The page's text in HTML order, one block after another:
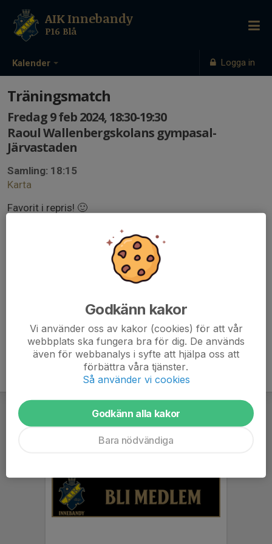
Kalender Logga in
AIK Innebandy
P16 Blå
Träningsmatch
Fredag 9 feb 2024, 18:30-19:30
Raoul Wallenbergskolans gympasal-
Järvastaden
Samling: 18:15
Karta
Favorit i repris! 🙂
Vi har återigen blivit inbjudna att spela träningsmatch
mot AIK Innebandys lag P16 Järvastaden.
Adress: Fridensborgsvägen 100, Solna
Godkänn kakor
Vi använder oss av kakor (cookies) för att vår
webbplats ska fungera bra för dig. De används
även för webbanalys i syfte att hjälpa oss att
förbättra våra tjänster.
Så använder vi cookies
Godkänn alla kakor
Bara nödvändiga